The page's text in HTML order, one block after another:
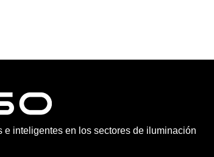
e inteligentes en los sectores de iluminación